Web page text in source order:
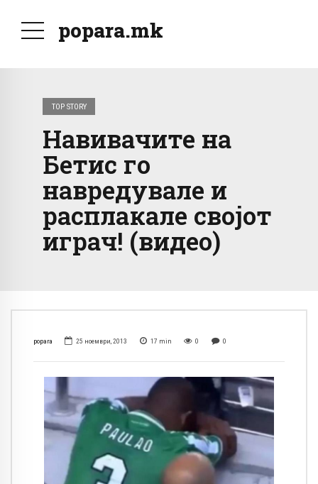
popara.mk
TOP STORY
Навивачите на
Бетис го
навредувале и
расплакале својот
играч! (видео)
popara 25 ноември, 2013 17 min 0 0